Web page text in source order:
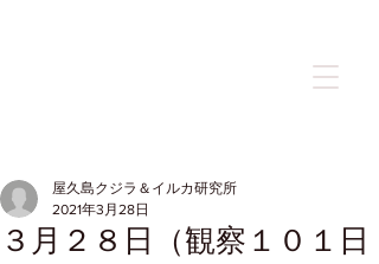
３月２８日（観察１０１日
屋久島クジラ＆イルカ研究所
2021年3月28日